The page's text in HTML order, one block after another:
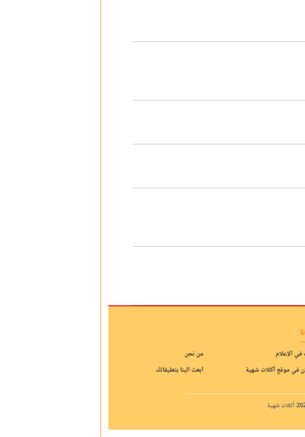
في الإعلام
من نحن
في موقع أكلات شهية
ابعث الينا بتعليقاتك